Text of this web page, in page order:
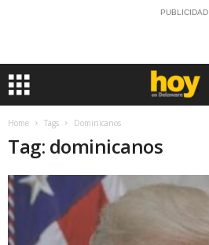
PUBLICIDAD
Home Tags Dominicanos
Tag: dominicanos